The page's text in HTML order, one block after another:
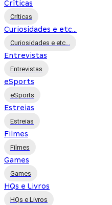
Críticas
Críticas
Curiosidades e etc...
Curiosidades e etc...
Entrevistas
Entrevistas
eSports
eSports
Estreias
Estreias
Filmes
Filmes
Games
Games
HQs e Livros
HQs e Livros